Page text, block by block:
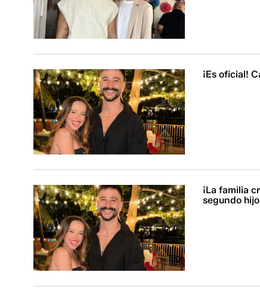
¡Es oficial!
¡La familia
segundo hijo